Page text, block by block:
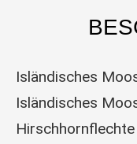
Isländisches
Isländisches